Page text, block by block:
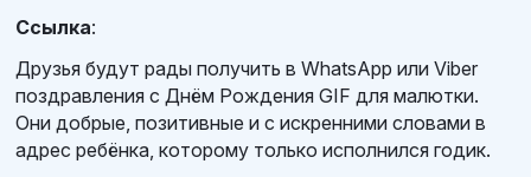
Ссылка:
Друзья будут рады получить в WhatsApp или Viber
поздравления с Днём Рождения GIF для малютки.
Они добрые, позитивные и с искренними словами в
адрес ребёнка, которому только исполнился годик.